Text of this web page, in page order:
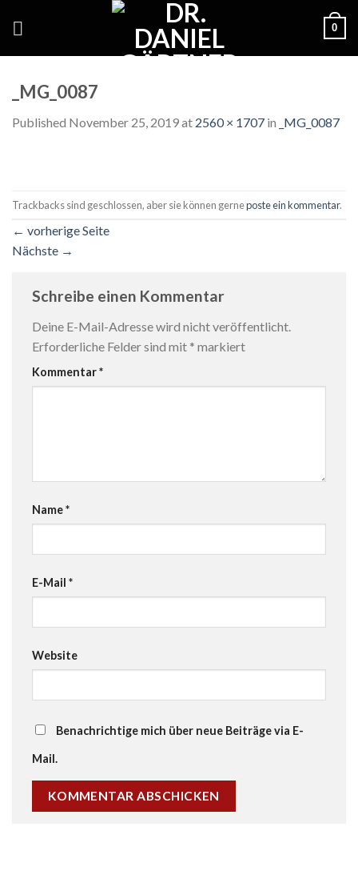
0
_MG_0087
Published November 25, 2019at 2560 × 1707 in _MG_0087
Trackbacks sind geschlossen, aber sie können gerneposte ein kommentar.
← vorherige Seite
Nächste →
Schreibe einen Kommentar
Deine E-Mail-Adresse wird nicht veröffentlicht.
Erforderliche Felder sind mit * markiert
Kommentar*
Name*
E-Mail *
Website
Benachrichtige mich über neue Beiträge via E-
Mail.